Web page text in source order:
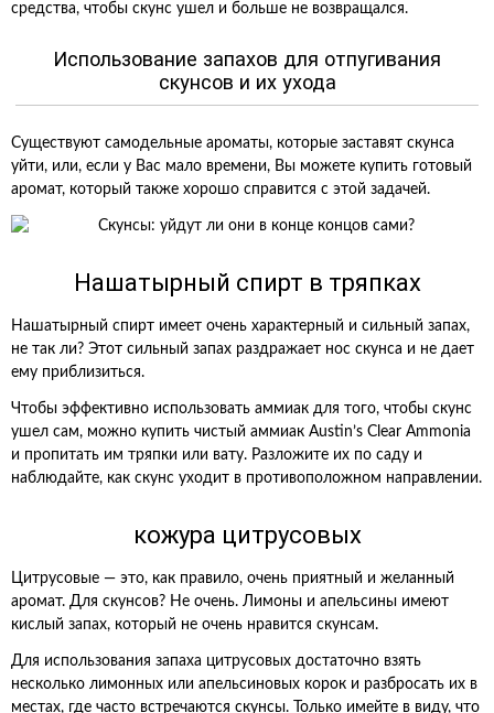
средства, чтобы скунс ушел и больше не возвращался.
Использование запахов для отпугивания
скунсов и их ухода
Существуют самодельные ароматы, которые заставят скунса
уйти, или, если у Вас мало времени, Вы можете купить готовый
аромат, который также хорошо справится с этой задачей.
Нашатырный спирт в тряпках
Нашатырный спирт имеет очень характерный и сильный запах,
не так ли? Этот сильный запах раздражает нос скунса и не дает
ему приблизиться.
Чтобы эффективно использовать аммиак для того, чтобы скунс
ушел сам, можно купить чистый аммиак Austin’s Clear Ammonia
и пропитать им тряпки или вату. Разложите их по саду и
наблюдайте, как скунс уходит в противоположном направлении.
кожура цитрусовых
Цитрусовые — это, как правило, очень приятный и желанный
аромат. Для скунсов? Не очень. Лимоны и апельсины имеют
кислый запах, который не очень нравится скунсам.
Для использования запаха цитрусовых достаточно взять
несколько лимонных или апельсиновых корок и разбросать их в
местах, где часто встречаются скунсы. Только имейте в виду, что